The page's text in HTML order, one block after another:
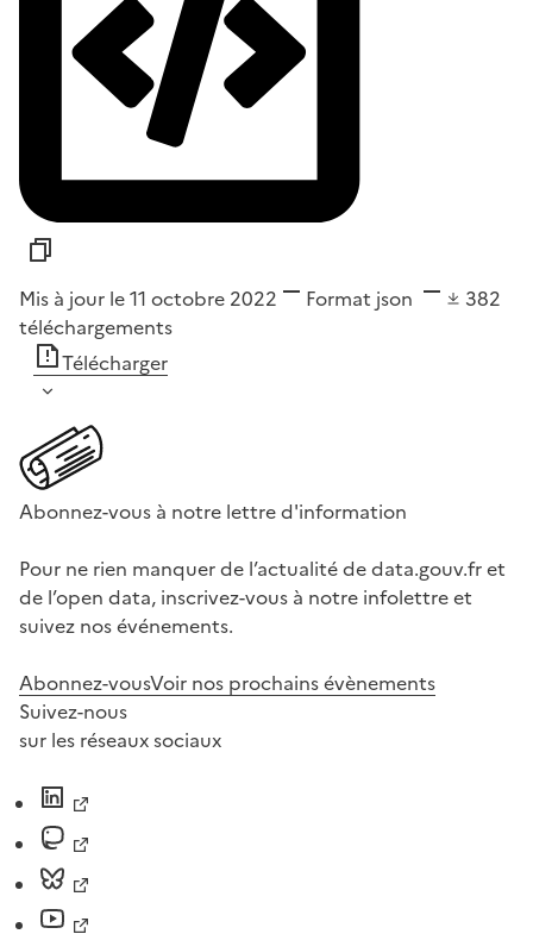
Mis à jour le 11 octobre 2022 Format json
382
téléchargements
Télécharger
Abonnez-vous à notre lettre d'information
Pour ne rien manquer de l’actualité de data.gouv.fr et
de l’open data, inscrivez-vous à notre infolettre et
suivez nos événements.
Abonnez-vousVoir nos prochains évènements
Suivez-nous
sur les réseaux sociaux